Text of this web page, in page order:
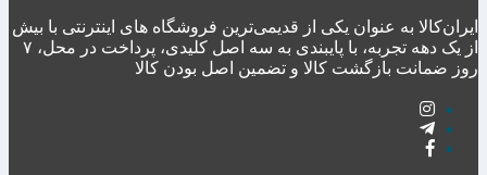
ایران‌کالا به عنوان یکی از قدیمی‌ترین فروشگاه های اینترنتی با بیش
از یک دهه تجربه، با پایبندی به سه اصل کلیدی، پرداخت در محل، ۷
روز ضمانت بازگشت کالا و تضمین اصل‌ بودن کالا